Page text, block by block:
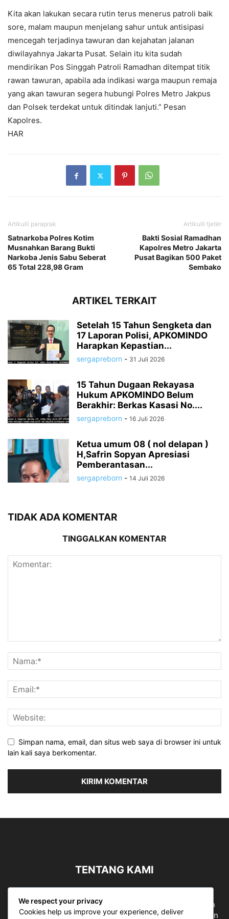
Kita akan lakukan secara rutin terus menerus patroli baik
sore, malam maupun menjelang sahur untuk antisipasi
mencegah terjadinya tawuran dan kejahatan jalanan
diwilayahnya Jakarta Pusat. Selain itu kita sudah
mendirikan Pos Singgah Patroli Ramadhan ditempat titik
rawan tawuran, apabila ada indikasi warga maupun remaja
yang akan tawuran segera hubungi Polres Metro Jakpus
dan Polsek terdekat untuk ditindak lanjuti.” Pesan
Kapolres.
HAR
Artikulli paraprak
Satnarkoba Polres Kotim
Musnahkan Barang Bukti
Narkoba Jenis Sabu Seberat
65 Total 228,98 Gram
Artikulli tjetër
Bakti Sosial Ramadhan
Kapolres Metro Jakarta
Pusat Bagikan 500 Paket
Sembako
ARTIKEL TERKAIT
Setelah 15 Tahun Sengketa dan
17 Laporan Polisi, APKOMINDO
Harapkan Kepastian...
sergapreborn - 31 Juli 2026
15 Tahun Dugaan Rekayasa
Hukum APKOMINDO Belum
Berakhir: Berkas Kasasi No....
sergapreborn - 16 Juli 2026
Ketua umum 08 ( nol delapan )
H,Safrin Sopyan Apresiasi
Pemberantasan...
sergapreborn - 14 Juli 2026
TIDAK ADA KOMENTAR
TINGGALKAN KOMENTAR
Simpan nama, email, dan situs web saya di browser ini untuk
lain kali saya berkomentar.
TENTANG KAMI
bergerak di ruang jurnalistik, sebagai entitas pemberian
ruang Publik, Media merupakan literasi mutlak diperlukan
We respect your privacy
Cookies help us improve your experience, deliver